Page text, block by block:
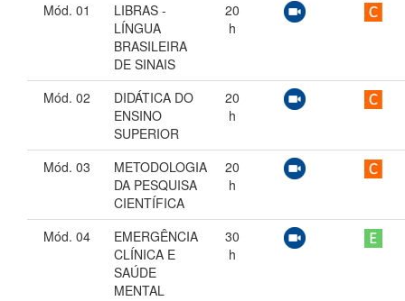
Mód. 01
LIBRAS -
LÍNGUA
BRASILEIRA
DE SINAIS
20
h
Mód. 02
DIDÁTICA DO
ENSINO
SUPERIOR
20
h
Mód. 03
METODOLOGIA
DA PESQUISA
CIENTÍFICA
20
h
Mód. 04
EMERGÊNCIA
CLÍNICA E
SAÚDE
MENTAL
30
h